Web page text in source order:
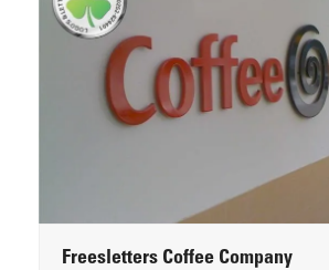
Freesletters Coffee Company